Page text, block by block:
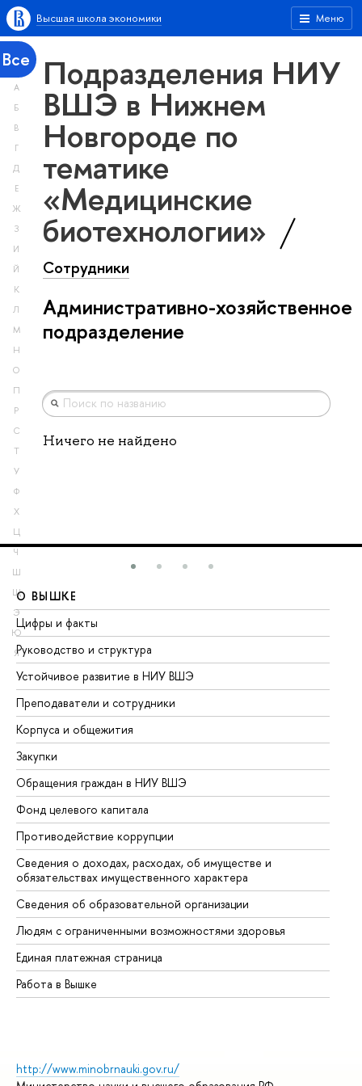
Меню
Высшая школа экономики
Все
А
Б
В
Г
Д
Е
Ж
З
И
Й
К
Л
М
Н
О
П
Р
С
Т
У
Ф
Х
Ц
Ч
Ш
Щ
Э
Ю
Я
Подразделения НИУ
ВШЭ в Нижнем
Новгороде по
тематике
«Медицинские
биотехнологии»
Сотрудники
Административно-хозяйственное
подразделение
Ничего не найдено
О ВЫШКЕ
Цифры и факты
Руководство и структура
Устойчивое развитие в НИУ ВШЭ
Преподаватели и сотрудники
Корпуса и общежития
Закупки
Обращения граждан в НИУ ВШЭ
Фонд целевого капитала
Противодействие коррупции
Сведения о доходах, расходах, об имуществе и
обязательствах имущественного характера
Сведения об образовательной организации
Людям с ограниченными возможностями здоровья
Единая платежная страница
Работа в Вышке
http://www.minobrnauki.gov.ru/